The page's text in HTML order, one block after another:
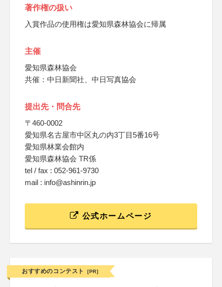
著作権の扱い
入賞作品の使用権は愛知県森林協会に帰属
主催
愛知県森林協会
共催：中日新聞社、中日写真協会
提出先・問合先
〒460-0002
愛知県名古屋市中区丸の内3丁目5番16号
愛知県林業会館内
愛知県森林協会 TR係
tel / fax : 052-961-9730
mail : info@ashinrin.jp
公式ホームページ
おすすめのコンテスト [PR]